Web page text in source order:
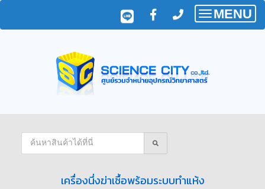
Toggle
MENU
เครื่องนึ่งฆ่าเชื้อพร้อมระบบทำแห้ง